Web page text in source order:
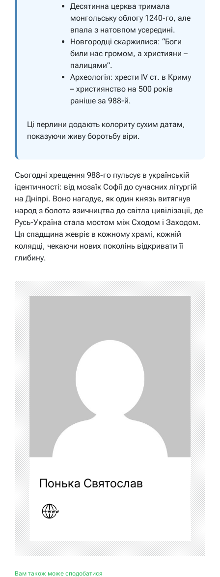
Десятинна церква тримала
монгольську облогу 1240-го, але
впала з натовпом усередині.
Новгородці скаржилися: “Боги
били нас громом, а християни –
палицями”.
Археологія: хрести IV ст. в Криму
– християнство на 500 років
раніше за 988-й.
Ці перлини додають колориту сухим датам,
показуючи живу боротьбу віри.
Сьогодні хрещення 988-го пульсує в українській
ідентичності: від мозаїк Софії до сучасних літургій
на Дніпрі. Воно нагадує, як один князь витягнув
народ з болота язичництва до світла цивілізації, де
Русь-Україна стала мостом між Сходом і Заходом.
Ця спадщина жевріє в кожному храмі, кожній
колядці, чекаючи нових поколінь відкривати її
глибину.
Понька Святослав
Вам також може сподобатися